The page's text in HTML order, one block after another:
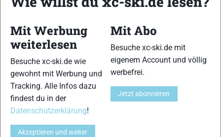
25
Mit Werbung
weiterlesen
Besuche xc-ski.de wie
gewohnt mit Werbung und
Tracking. Alle Infos dazu
findest du in der
Datenschutzerklärung!
Akzeptieren und weiter
Mit Abo
Besuche xc-ski.de mit
eigenem Account und völlig
werbefrei.
Jetzt abonnieren